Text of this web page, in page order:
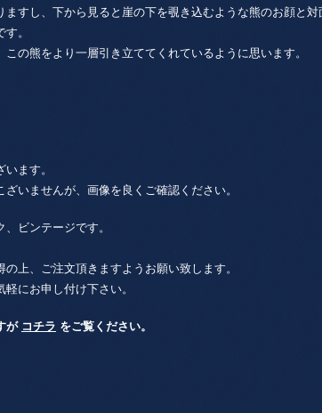
すし、下から見ると崖の下を覗き込むような熊のお顔と対
。
の熊をより一層引き立ててくれているように思います。
ます。
いませんが、画像を良くご確認ください。
ビンテージです。
上、ご注文頂きますようお願い致します。
にお申し付け下さい。
が コチラ をご覧ください。